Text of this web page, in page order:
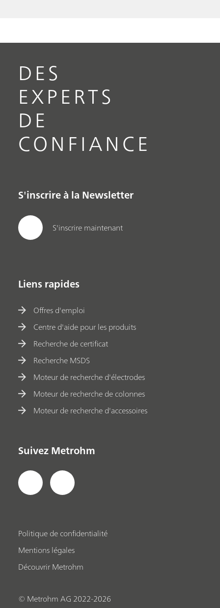
DES
EXPERTS
DE
CONFIANCE
S'inscrire à la Newsletter
S'inscrire maintenant
Liens rapides
Offres d'emploi
Centre d'aide pour les produits
Recherche de certificat
Recherche MSDS
Moteur de recherche d'électrodes
Moteur de recherche de colonnes
Moteur de recherche d'accessoires
Suivez Metrohm
Politique de confidentialité
Mentions légales
Découvrir Metrohm
© Metrohm AG 2022-2026